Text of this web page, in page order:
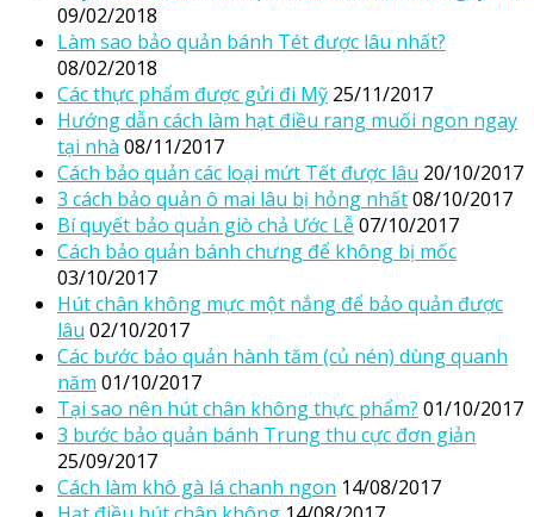
09/02/2018
Làm sao bảo quản bánh Tét được lâu nhất?
08/02/2018
Các thực phẩm được gửi đi Mỹ 25/11/2017
Hướng dẫn cách làm hạt điều rang muối ngon ngay
tại nhà 08/11/2017
Cách bảo quản các loại mứt Tết được lâu 20/10/2017
3 cách bảo quản ô mai lâu bị hỏng nhất08/10/2017
Bí quyết bảo quản giò chả Ước Lễ07/10/2017
Cách bảo quản bánh chưng để không bị mốc
03/10/2017
Hút chân không mực một nắng để bảo quản được
lâu 02/10/2017
Các bước bảo quản hành tăm (củ nén) dùng quanh
năm 01/10/2017
Tại sao nên hút chân không thực phẩm? 01/10/2017
3 bước bảo quản bánh Trung thu cực đơn giản
25/09/2017
Cách làm khô gà lá chanh ngon 14/08/2017